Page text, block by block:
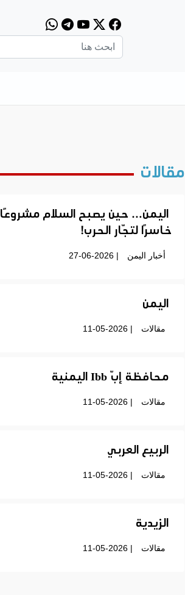
مقالات
اليمن… حين يصبح السلام مشروعًا
خاسرًا لتجّار الحرب!
أخبار اليمن | 27-06-2026
اليمن
مقالات | 11-05-2026
محافظة إبّ Ibb اليمنية
مقالات | 11-05-2026
الربيع العربي
مقالات | 11-05-2026
الزيدية
مقالات | 11-05-2026